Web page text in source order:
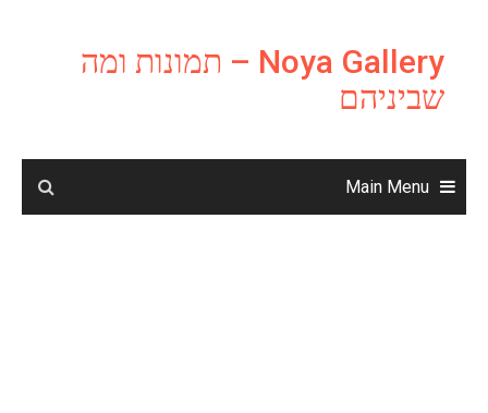
content
Noya Gallery – תמונות ומה
שביניהם
Main Menu